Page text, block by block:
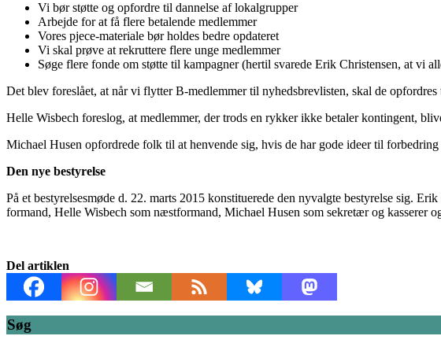
Vi bør støtte og opfordre til dannelse af lokalgrupper
Arbejde for at få flere betalende medlemmer
Vores pjece-materiale bør holdes bedre opdateret
Vi skal prøve at rekruttere flere unge medlemmer
Søge flere fonde om støtte til kampagner (hertil svarede Erik Christensen, at vi
Det blev foreslået, at når vi flytter B-medlemmer til nyhedsbrevlisten, skal de
Helle Wisbech foreslog, at medlemmer, der trods en rykker ikke betaler kontingent,
Michael Husen opfordrede folk til at henvende sig, hvis de har gode ideer til forbedring
Den nye bestyrelse
På et bestyrelsesmøde d. 22. marts 2015 konstituerede den nyvalgte bestyrelse sig.
formand, Helle Wisbech som næstformand, Michael Husen som sekretær og kasserer
Del artiklen
Søg